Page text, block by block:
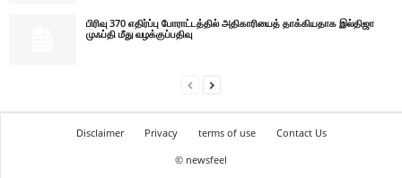
பிரிவு 370 எதிர்ப்பு போராட்டத்தில் அதிகாரியைத் தாக்கியதாக இல்திஜா
முஃப்தி மீது வழக்குப்பதிவு
Disclaimer Privacy terms of use
Contact Us
© newsfeel